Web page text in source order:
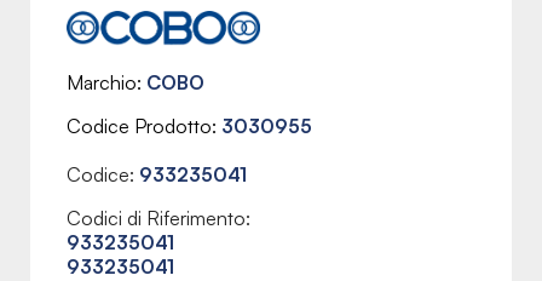
Marchio COBO
Codice Prodotto 3030955
Codice: 933235041
Codici di Riferimento:
933235041
933235041